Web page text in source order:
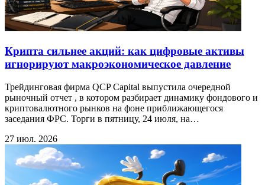
Крипта сильнее акций: как цифровые активы
игнорируют макроэкономическое давление
Трейдинговая фирма QCP Capital выпустила очередной
рыночный отчет , в котором разбирает динамику фондового и
криптовалютного рынков на фоне приближающегося
заседания ФРС. Торги в пятницу, 24 июля, на…
27 июл. 2026